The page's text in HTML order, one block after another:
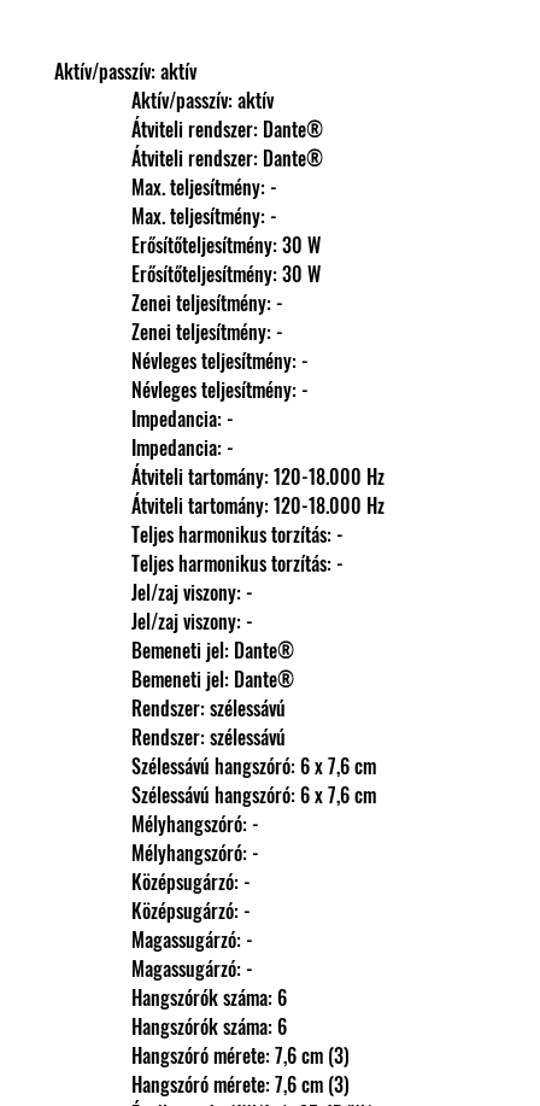
Aktív/passzív: aktív
                Aktív/passzív: aktív
                Átviteli rendszer: Dante®
                Átviteli rendszer: Dante®
                Max. teljesítmény: -
                Max. teljesítmény: -
                Erősítőteljesítmény: 30 W
                Erősítőteljesítmény: 30 W
                Zenei teljesítmény: -
                Zenei teljesítmény: -
                Névleges teljesítmény: -
                Névleges teljesítmény: -
                Impedancia: -
                Impedancia: -
                Átviteli tartomány: 120-18.000 Hz
                Átviteli tartomány: 120-18.000 Hz
                Teljes harmonikus torzítás: -
                Teljes harmonikus torzítás: -
                Jel/zaj viszony: -
                Jel/zaj viszony: -
                Bemeneti jel: Dante®
                Bemeneti jel: Dante®
                Rendszer: szélessávú
                Rendszer: szélessávú
                Szélessávú hangszóró: 6 x 7,6 cm
                Szélessávú hangszóró: 6 x 7,6 cm
                Mélyhangszóró: -
                Mélyhangszóró: -
                Középsugárzó: -
                Középsugárzó: -
                Magassugárzó: -
                Magassugárzó: -
                Hangszórók száma: 6
                Hangszórók száma: 6
                Hangszóró mérete: 7,6 cm (3)
                Hangszóró mérete: 7,6 cm (3)